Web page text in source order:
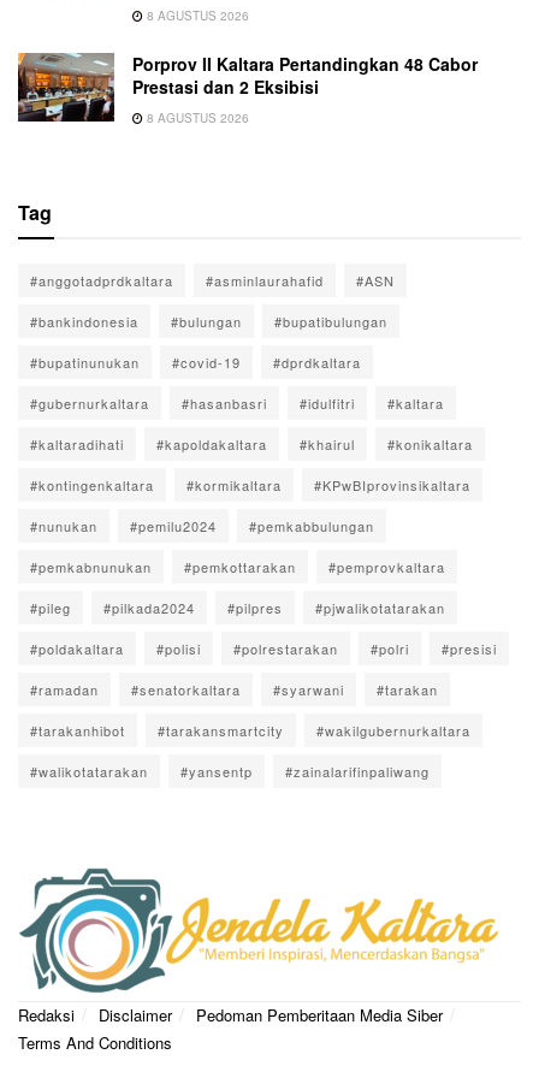
8 AGUSTUS 2026
Porprov II Kaltara Pertandingkan 48 Cabor
Prestasi dan 2 Eksibisi
8 AGUSTUS 2026
Tag
#anggotadprdkaltara #asminlaurahafid #ASN
#bankindonesia #bulungan #bupatibulungan
#bupatinunukan #covid-19 #dprdkaltara
#gubernurkaltara #hasanbasri #idulfitri #kaltara
#kaltaradihati #kapoldakaltara #khairul #konikaltara
#kontingenkaltara #kormikaltara #KPwBIprovinsikaltara
#nunukan #pemilu2024 #pemkabbulungan
#pemkabnunukan #pemkottarakan #pemprovkaltara
#pileg #pilkada2024 #pilpres #pjwalikotatarakan
#poldakaltara #polisi #polrestarakan #polri #presisi
#ramadan #senatorkaltara #syarwani #tarakan
#tarakanhibot #tarakansmartcity #wakilgubernurkaltara
#walikotatarakan #yansentp #zainalarifinpaliwang
Redaksi Disclaimer
Pedoman Pemberitaan Media Siber
Terms And Conditions